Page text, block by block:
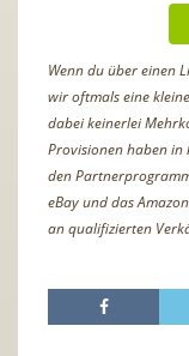
Wenn du über einen
wir oftmals eine
dabei keinerlei
Provisionen haben in
den
eBay und das
an qualifizierten